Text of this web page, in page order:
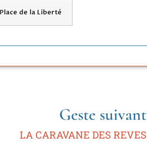
de la Liberté
Geste suivant
LA CARAVANE DES REVES